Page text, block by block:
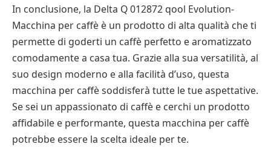
In conclusione, la Delta Q 012872 qool Evolution-
Macchina per caffè è un prodotto di alta qualità che ti
permette di goderti un caffè perfetto e aromatizzato
comodamente a casa tua. Grazie alla sua versatilità, al
suo design moderno e alla facilità d’uso, questa
macchina per caffè soddisferà tutte le tue aspettative.
Se sei un appassionato di caffè e cerchi un prodotto
affidabile e performante, questa macchina per caffè
potrebbe essere la scelta ideale per te.